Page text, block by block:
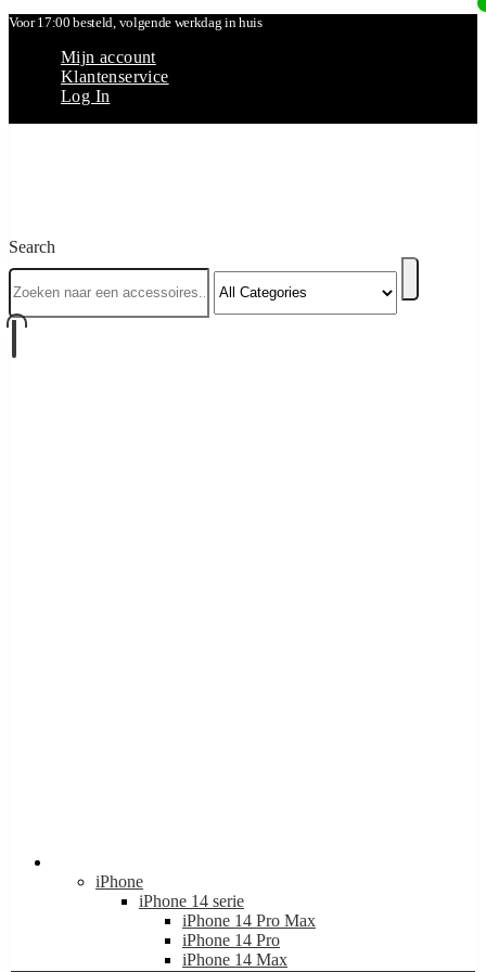
Voor 17:00 besteld, volgende werkdag in huis
Mijn account
Klantenservice
Log In
Search
iPhone
iPhone 14 serie
iPhone 14 Pro Max
iPhone 14 Pro
iPhone 14 Max